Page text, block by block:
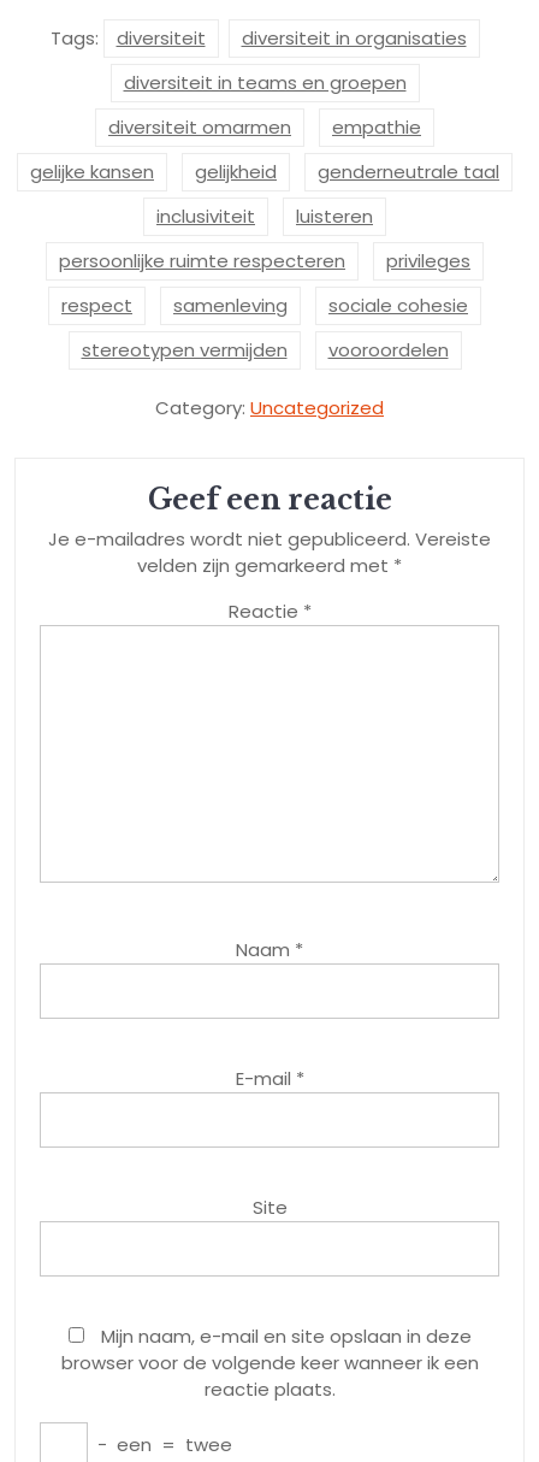
Tags: diversiteit
diversiteit in organisaties
diversiteit in teams en groepen
diversiteit omarmen
empathie
gelijke kansen
gelijkheid
genderneutrale taal
inclusiviteit
luisteren
persoonlijke ruimte respecteren
privileges
respect
samenleving
sociale cohesie
stereotypen vermijden
vooroordelen
Category: Uncategorized
Geef een reactie
Je e-mailadres wordt niet gepubliceerd. Vereiste
velden zijn gemarkeerd met *
Reactie *
Naam *
E-mail *
Site
Mijn naam, e-mail en site opslaan in deze
browser voor de volgende keer wanneer ik een
reactie plaats.
− een = twee